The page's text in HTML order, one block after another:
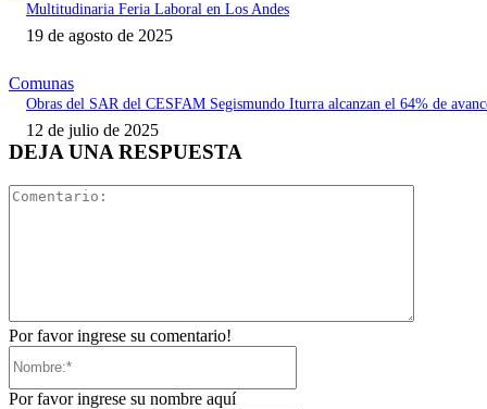
Multitudinaria Feria Laboral en Los Andes
19 de agosto de 2025
Comunas
Obras del SAR del CESFAM Segismundo Iturra alcanzan el 64% de
12 de julio de 2025
DEJA UNA RESPUESTA
Por favor ingrese su comentario!
Por favor ingrese su nombre aquí